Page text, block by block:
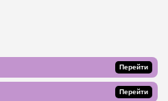
Перейти
Перейти